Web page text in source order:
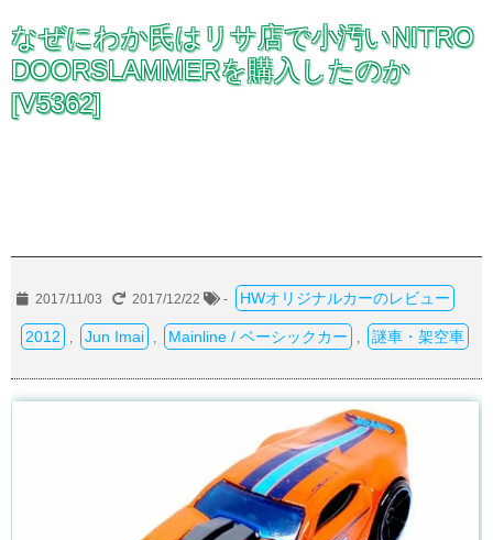
なぜにわか氏はリサ店で小汚いNITRO
DOORSLAMMERを購入したのか
[V5362]
2017/11/03 2017/12/22 - HWオリジナルカーのレビュー
2012 Jun Imai Mainline / ベーシックカー 謎車・架空車